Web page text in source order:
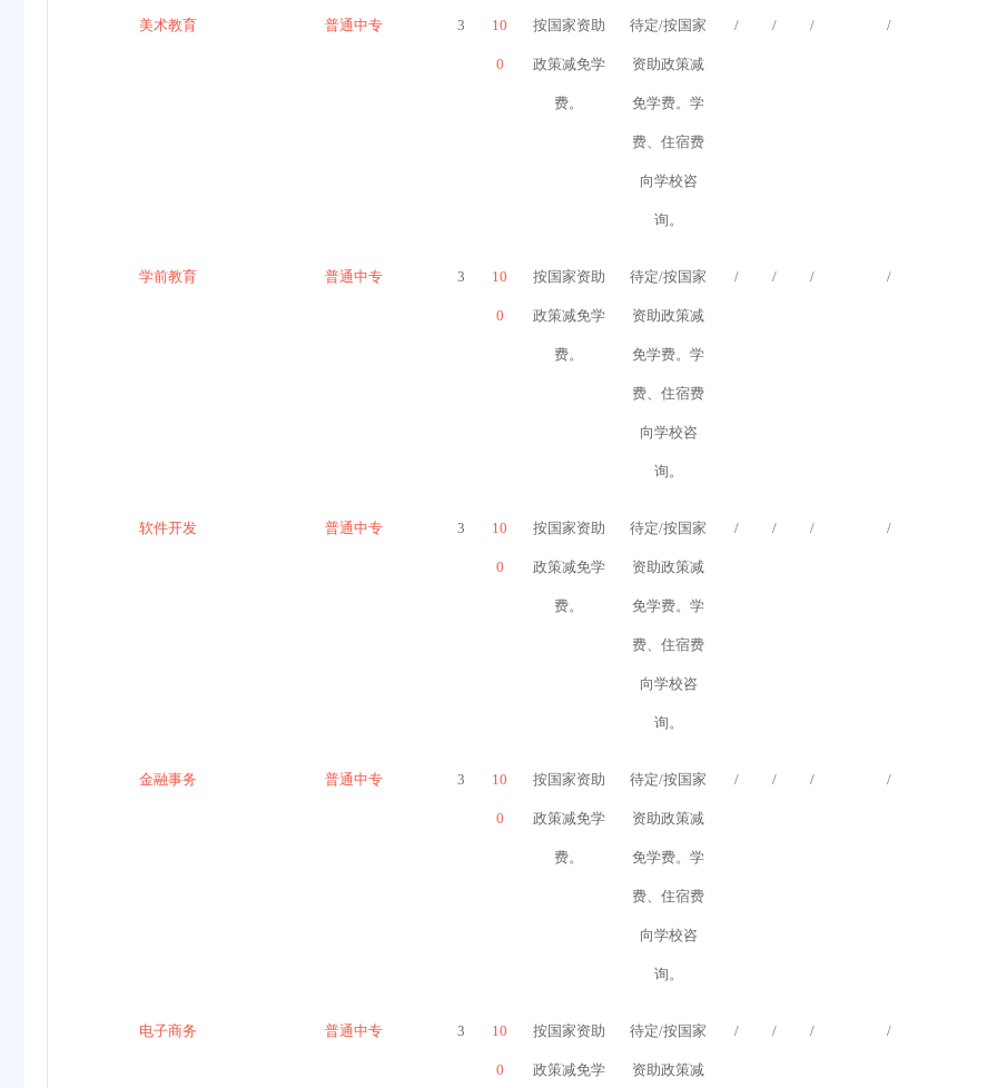
美术教育 普通中专 3 10
0
按国家资助
政策减免学
费。
待定/按国家
资助政策减
免学费。学
费、住宿费
向学校咨
询。
/ / / /
学前教育 普通中专 3 10
0
按国家资助
政策减免学
费。
待定/按国家
资助政策减
免学费。学
费、住宿费
向学校咨
询。
/ / / /
软件开发 普通中专 3 10
0
按国家资助
政策减免学
费。
待定/按国家
资助政策减
免学费。学
费、住宿费
向学校咨
询。
/ / / /
金融事务 普通中专 3 10
0
按国家资助
政策减免学
费。
待定/按国家
资助政策减
免学费。学
费、住宿费
向学校咨
询。
/ / / /
电子商务 普通中专 3 10
0
按国家资助
政策减免学
待定/按国家
资助政策减
/ / / /